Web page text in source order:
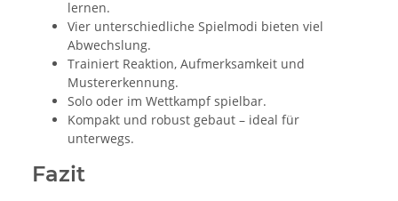
lernen.
Vier unterschiedliche Spielmodi bieten viel
Abwechslung.
Trainiert Reaktion, Aufmerksamkeit und
Mustererkennung.
Solo oder im Wettkampf spielbar.
Kompakt und robust gebaut – ideal für
unterwegs.
Fazit